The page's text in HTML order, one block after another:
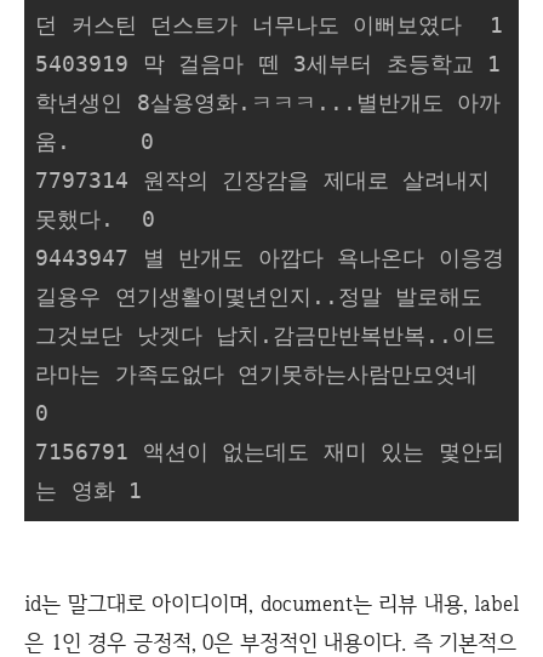
던 커스틴 던스트가 너무나도 이뻐보였다  1
5403919 막 걸음마 뗀 3세부터 초등학교 1
학년생인 8살용영화.ㅋㅋㅋ...별반개도 아까
움.     0
7797314 원작의 긴장감을 제대로 살려내지
못했다.  0
9443947 별 반개도 아깝다 욕나온다 이응경
길용우 연기생활이몇년인지..정말 발로해도
그것보단 낫겟다 납치.감금만반복반복..이드
라마는 가족도없다 연기못하는사람만모엿네
0
7156791 액션이 없는데도 재미 있는 몇안되
id는 말그대로 아이디이며, document는 리뷰 내용, label
은 1인 경우 긍정적, 0은 부정적인 내용이다. 즉 기본적으